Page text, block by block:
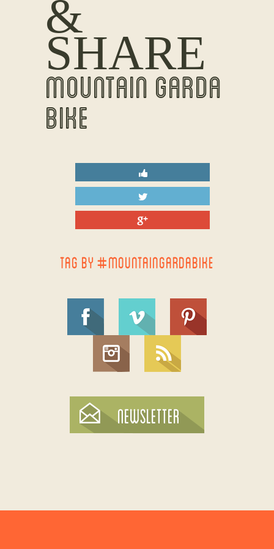
&
SHARE
MOUNTAIN GARDA
BIKE
TAG BY #MOUNTAINGARDABIKE